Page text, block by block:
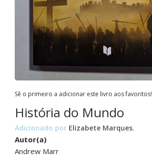
Sê o primeiro a adicionar este livro aos favoritos!
História do Mundo
Adicionado por Elizabete Marques.
Autor(a)
Andrew Marr